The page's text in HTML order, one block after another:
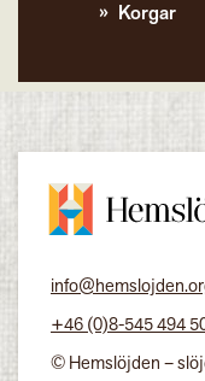
Korgar
+46 (0)8-545 494
© Hemslöjden –